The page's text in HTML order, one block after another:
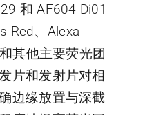
和 AF604-Di01
Red、Alexa
其他主要荧光团
片和发射片对相
边缘放置与深截